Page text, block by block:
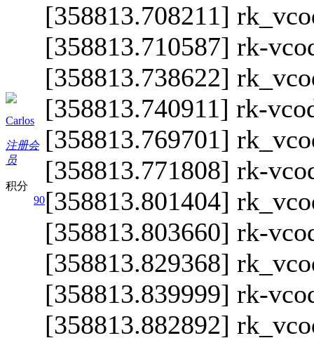
Carlos
注册会
员
积分
90
[358813.708211]
[358813.710587] rk-
[358813.738622]
[358813.740911] rk-
[358813.769701]
[358813.771808] rk-
[358813.801404]
[358813.803660] rk-
[358813.829368]
[358813.839999] rk-
[358813.882892]